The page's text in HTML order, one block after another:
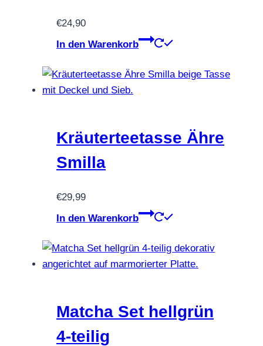
€24,90
In den Warenkorb
Kräuterteetasse Ähre
Smilla
€29,99
In den Warenkorb
Matcha Set hellgrün
4-teilig